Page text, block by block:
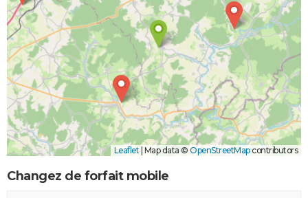
Leaflet Map data © OpenStreetMapcontributors
Changez de forfait mobile